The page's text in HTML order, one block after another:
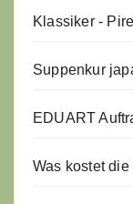
Klassiker -
Suppenkur
EDUART
Was kostet